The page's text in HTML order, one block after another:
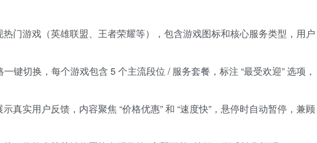
门游戏（英雄联盟、王者荣耀等），包含游戏图标和核心服务类型，用户
键切换，每个游戏包含 5 个主流段位 / 服务套餐，标注 “最受欢迎” 选项，
真实用户反馈，内容聚焦 “价格优惠” 和 “速度快”，悬停时自动暂停，兼顾